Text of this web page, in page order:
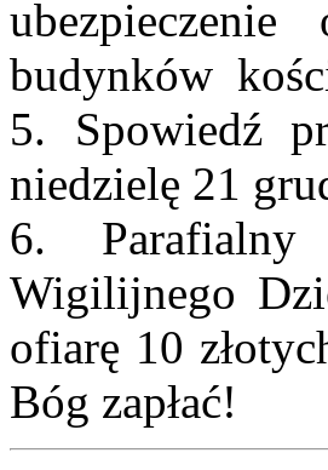
budynków
5. Spowiedź
niedzielę 21
6. Parafialny
Wigilijnego
ofiarę 10
Bóg zapłać!